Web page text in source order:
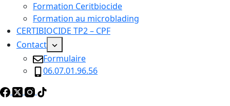
Formation Ceritbiocide
Formation au microblading
CERTIBIOCIDE TP2 – CPF
Contact
Formulaire
06.07.01.96.56